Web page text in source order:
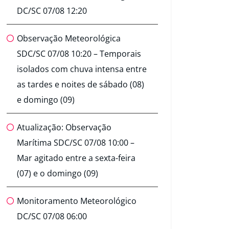
DC/SC 07/08 12:20
Observação Meteorológica
SDC/SC 07/08 10:20 – Temporais
isolados com chuva intensa entre
as tardes e noites de sábado (08)
e domingo (09)
Atualização: Observação
Marítima SDC/SC 07/08 10:00 –
Mar agitado entre a sexta-feira
(07) e o domingo (09)
Monitoramento Meteorológico
DC/SC 07/08 06:00